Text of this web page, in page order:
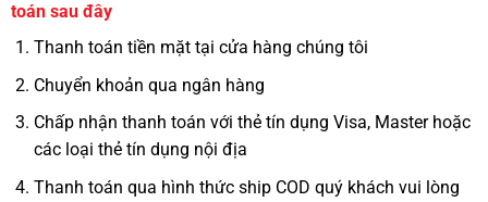
toán sau đây
Thanh toán tiền mặt tại cửa hàng chúng tôi
Chuyển khoản qua ngân hàng
Chấp nhận thanh toán với thẻ tín dụng Visa, Master hoặc
các loại thẻ tín dụng nội địa
Thanh toán qua hình thức ship COD quý khách vui lòng